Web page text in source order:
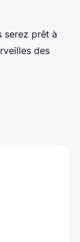
serez prêt à
des